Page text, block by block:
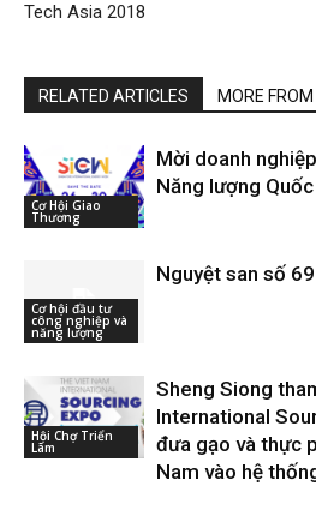
Tech Asia 2018
RELATED ARTICLES MORE
Cơ Hội Giao
Thương
Mời doanh
Năng lượng
Cơ hội đầu tư
công nghiệp và
năng lượng
Nguyệt san số
Hội Chợ Triển
Lãm
Sheng Siong
International
đưa gạo và thực
Nam vào hệ